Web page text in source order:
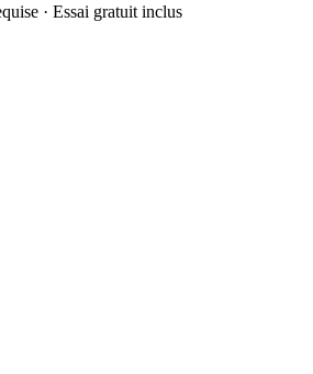
· Essai gratuit inclus